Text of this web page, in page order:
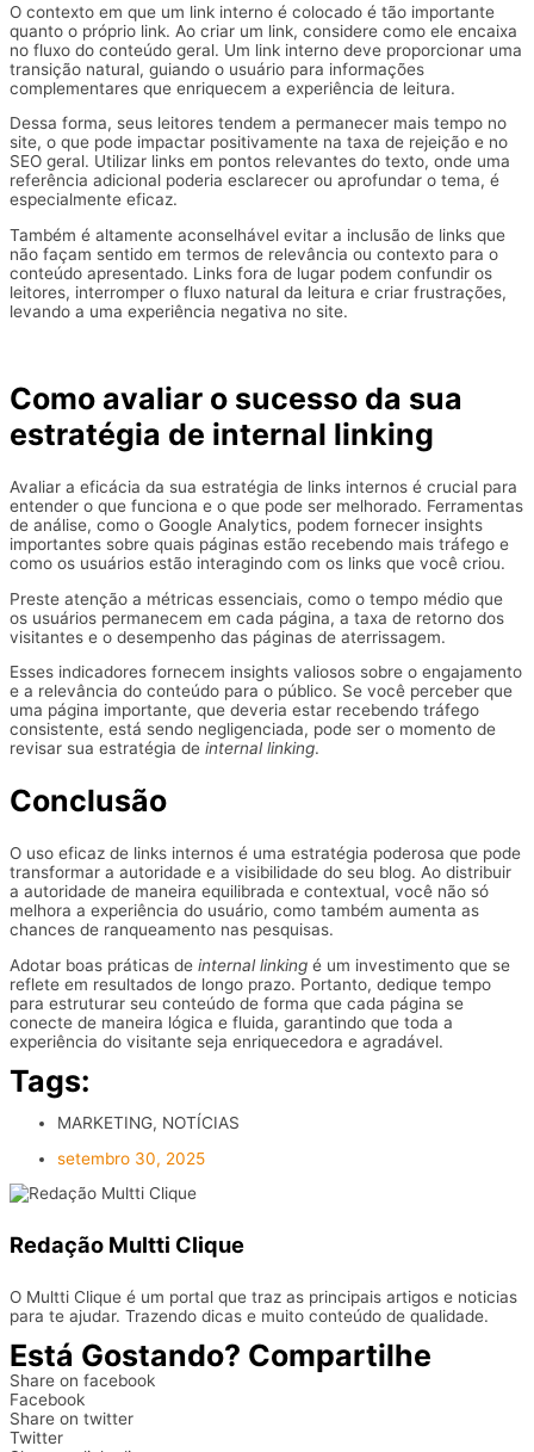
O contexto em que um link interno é colocado é tão importante
quanto o próprio link. Ao criar um link, considere como ele encaixa
no fluxo do conteúdo geral. Um link interno deve proporcionar uma
transição natural, guiando o usuário para informações
complementares que enriquecem a experiência de leitura.
Dessa forma, seus leitores tendem a permanecer mais tempo no
site, o que pode impactar positivamente na taxa de rejeição e no
SEO geral. Utilizar links em pontos relevantes do texto, onde uma
referência adicional poderia esclarecer ou aprofundar o tema, é
especialmente eficaz.
Também é altamente aconselhável evitar a inclusão de links que
não façam sentido em termos de relevância ou contexto para o
conteúdo apresentado. Links fora de lugar podem confundir os
leitores, interromper o fluxo natural da leitura e criar frustrações,
levando a uma experiência negativa no site.
Como avaliar o sucesso da sua
estratégia de internal linking
Avaliar a eficácia da sua estratégia de links internos é crucial para
entender o que funciona e o que pode ser melhorado. Ferramentas
de análise, como o Google Analytics, podem fornecer insights
importantes sobre quais páginas estão recebendo mais tráfego e
como os usuários estão interagindo com os links que você criou.
Preste atenção a métricas essenciais, como o tempo médio que
os usuários permanecem em cada página, a taxa de retorno dos
visitantes e o desempenho das páginas de aterrissagem.
Esses indicadores fornecem insights valiosos sobre o engajamento
e a relevância do conteúdo para o público. Se você perceber que
uma página importante, que deveria estar recebendo tráfego
consistente, está sendo negligenciada, pode ser o momento de
revisar sua estratégia de internal linking.
Conclusão
O uso eficaz de links internos é uma estratégia poderosa que pode
transformar a autoridade e a visibilidade do seu blog. Ao distribuir
a autoridade de maneira equilibrada e contextual, você não só
melhora a experiência do usuário, como também aumenta as
chances de ranqueamento nas pesquisas.
Adotar boas práticas de internal linking é um investimento que se
reflete em resultados de longo prazo. Portanto, dedique tempo
para estruturar seu conteúdo de forma que cada página se
conecte de maneira lógica e fluida, garantindo que toda a
experiência do visitante seja enriquecedora e agradável.
Tags:
MARKETING, NOTÍCIAS
setembro 30, 2025
Redação Multti Clique
O Multti Clique é um portal que traz as principais artigos e noticias
para te ajudar. Trazendo dicas e muito conteúdo de qualidade.
Está Gostando? Compartilhe
Share on facebook
Facebook
Share on twitter
Twitter